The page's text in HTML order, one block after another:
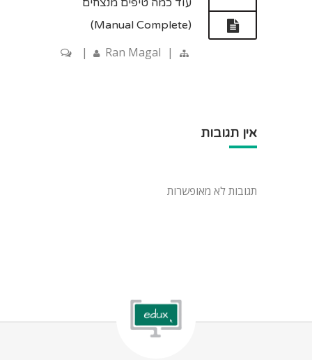
(Manual Complete)
Ran Magal |
|
אין תגובות
תגובות לא מאופשרות